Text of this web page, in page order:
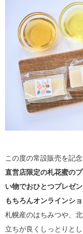
この度の常設販売を記
直営店限定の札花蜜の
い物でおひとつプレゼン
もちろんオンラインシ
札幌産のはちみつや、
立ちが良くしっとりと